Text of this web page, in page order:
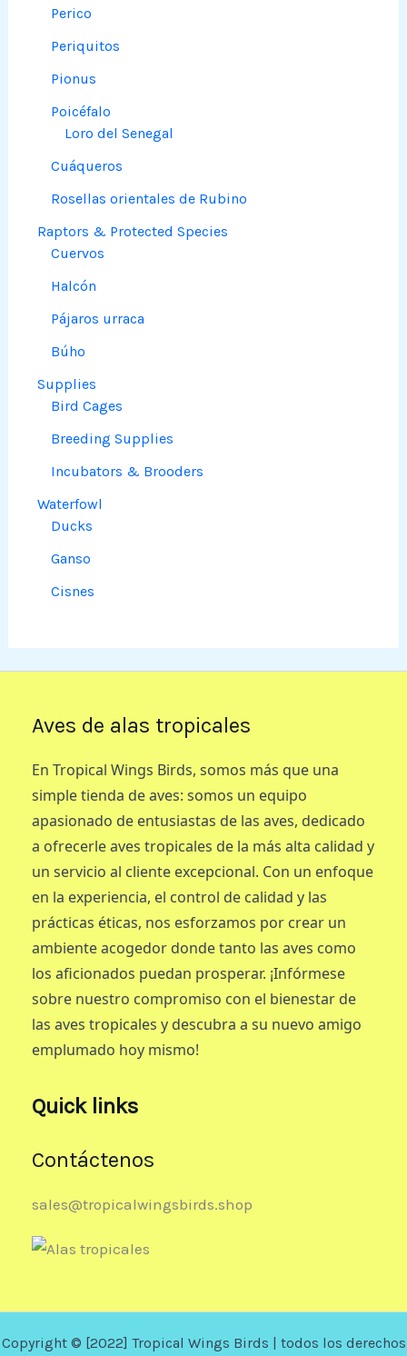
Perico
Periquitos
Pionus
Poicéfalo
Loro del Senegal
Cuáqueros
Rosellas orientales de Rubino
Raptors & Protected Species
Cuervos
Halcón
Pájaros urraca
Búho
Supplies
Bird Cages
Breeding Supplies
Incubators & Brooders
Waterfowl
Ducks
Ganso
Cisnes
Aves de alas tropicales
En Tropical Wings Birds, somos más que una
simple tienda de aves: somos un equipo
apasionado de entusiastas de las aves, dedicado
a ofrecerle aves tropicales de la más alta calidad y
un servicio al cliente excepcional. Con un enfoque
en la experiencia, el control de calidad y las
prácticas éticas, nos esforzamos por crear un
ambiente acogedor donde tanto las aves como
los aficionados puedan prosperar. ¡Infórmese
sobre nuestro compromiso con el bienestar de
las aves tropicales y descubra a su nuevo amigo
emplumado hoy mismo!
Quick links
Contáctenos
sales@tropicalwingsbirds.shop
Copyright © [2022] Tropical Wings Birds | todos los derechos